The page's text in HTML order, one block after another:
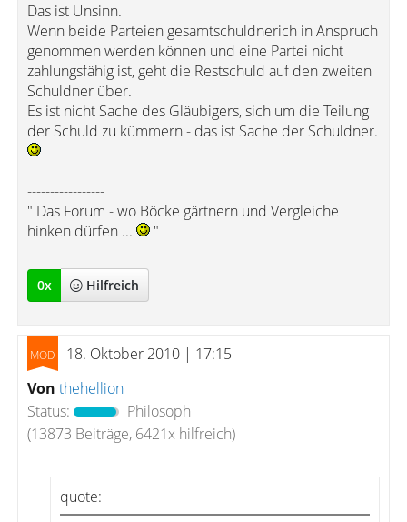
Das ist Unsinn.
Wenn beide Parteien gesamtschuldnerich in Anspruch
genommen werden können und eine Partei nicht
zahlungsfähig ist, geht die Restschuld auf den zweiten
Schuldner über.
Es ist nicht Sache des Gläubigers, sich um die Teilung
der Schuld zu kümmern - das ist Sache der Schuldner.
-----------------
" Das Forum - wo Böcke gärtnern und Vergleiche
hinken dürfen ...
"
0x Hilfreich
18. Oktober 2010 | 17:15
Von thehellion
Status:
Philosoph
(13873 Beiträge, 6421x hilfreich)
quote: